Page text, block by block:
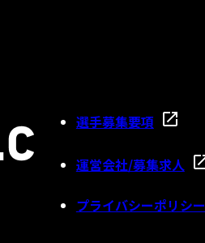
選手募集要項
運営会社/募集求人
プライバシーポリシー